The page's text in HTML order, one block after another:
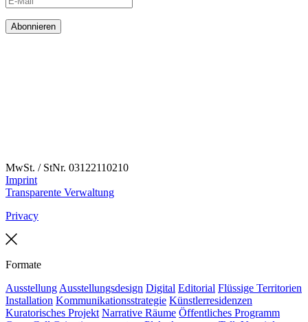
MwSt. / StNr. 03122110210
Imprint
Transparente Verwaltung
Privacy
Formate
Ausstellung Ausstellungsdesign Digital Editorial Flüssige Territorien
Installation Kommunikationsstrategie Künstlerresidenzen
Kuratorisches Projekt Narrative Räume Öffentliches Programm